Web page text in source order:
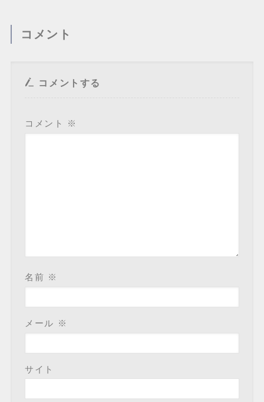
コメント
コメントする
コメント ※
名前 ※
メール ※
サイト